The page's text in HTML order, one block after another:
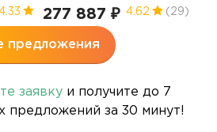
277 887 ₽ 4.62 (29)
предложения
заявкуи получите до 7
предложений за 30 минут!